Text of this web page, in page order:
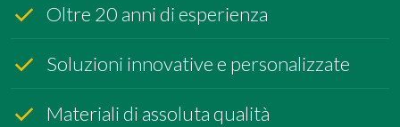
Oltre 20 anni di esperienza
Soluzioni innovative e personalizzate
Materiali di assoluta qualità